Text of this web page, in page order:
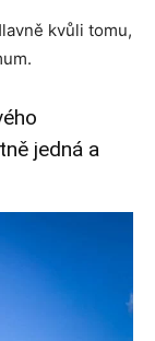
kvůli tomu,
jedná a